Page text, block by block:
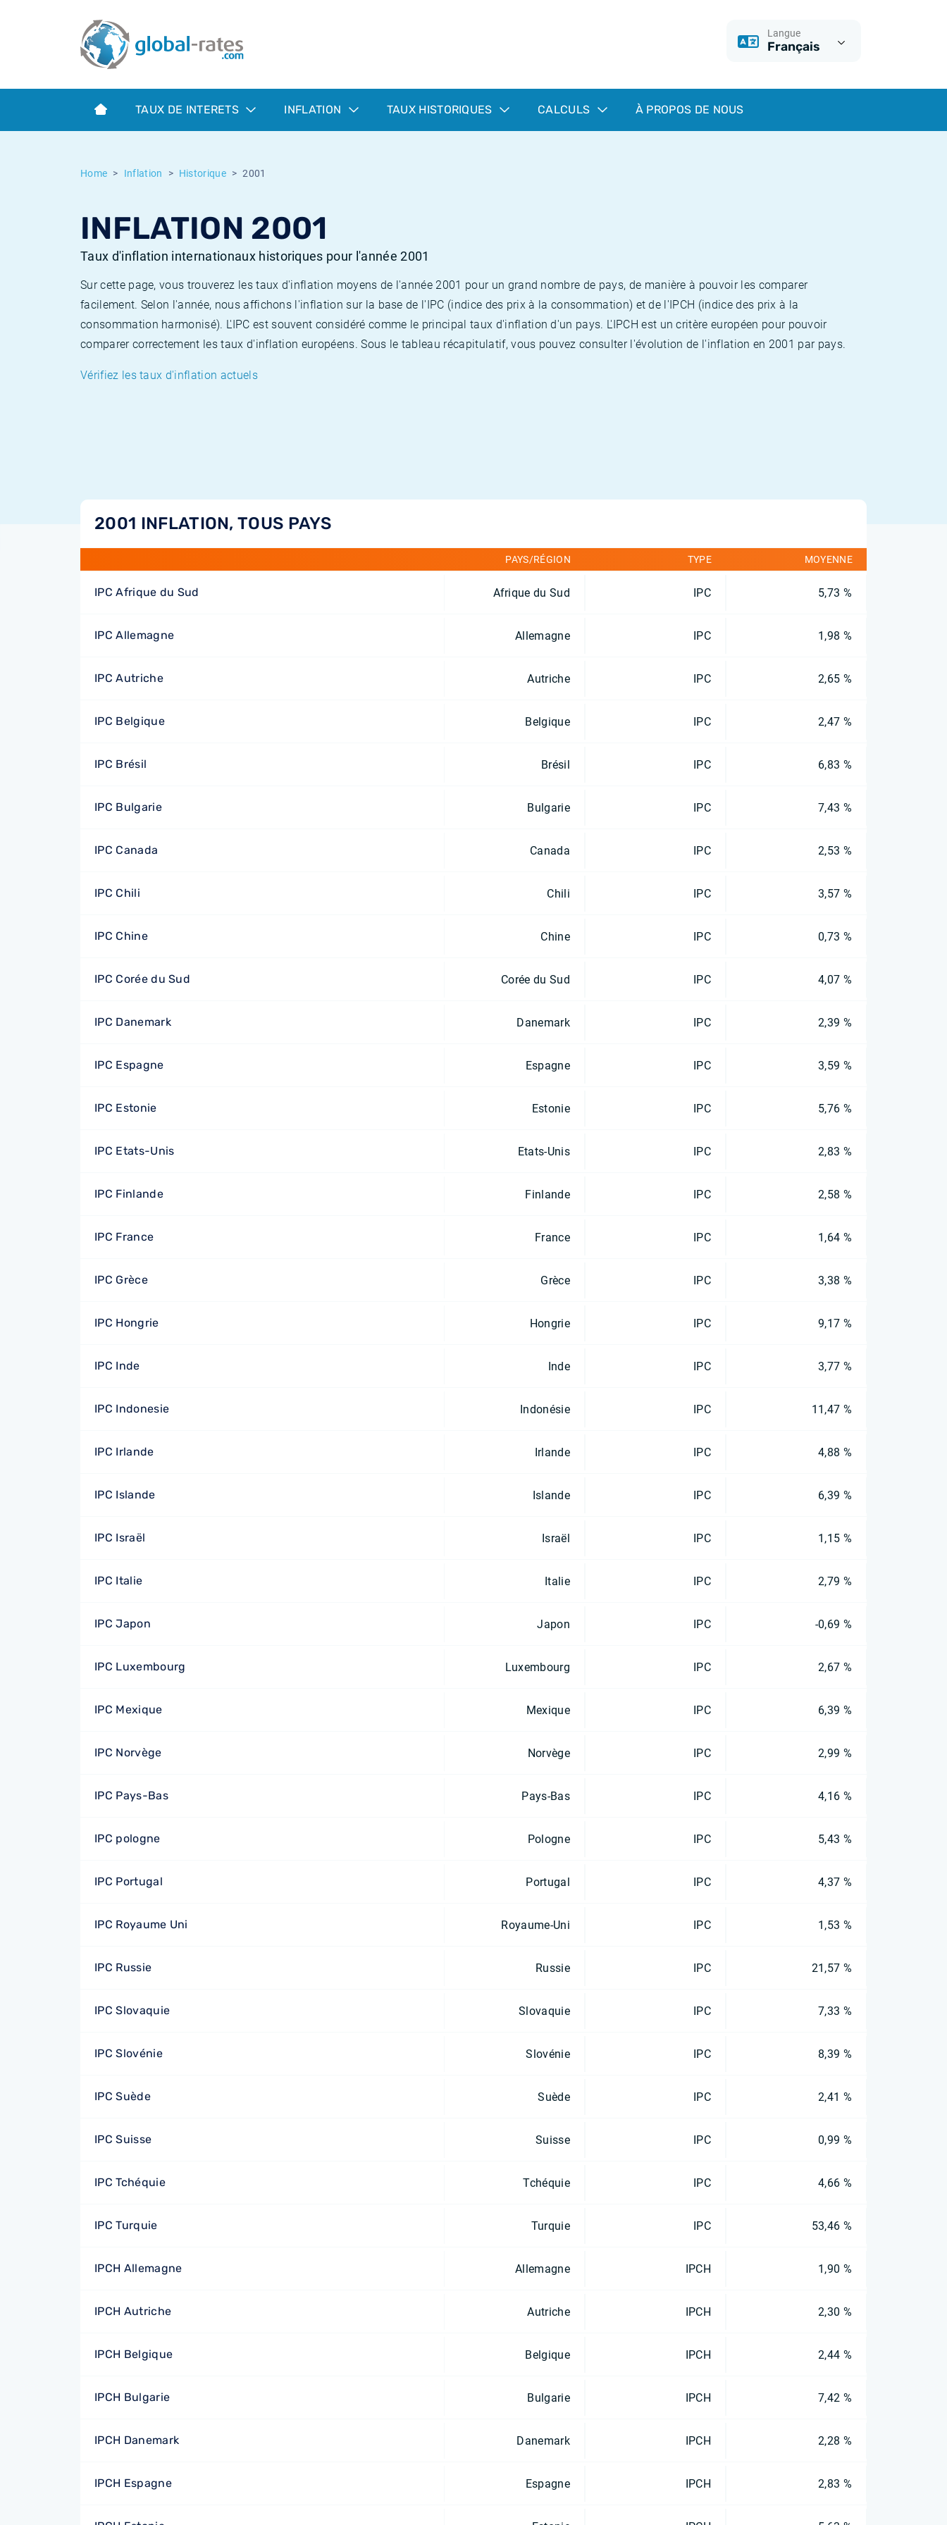
Langue
Français
TAUX DE INTERETS INFLATION TAUX HISTORIQUES CALCULS À PROPOS DE NOUS
Home Inflation Historique 2001
INFLATION 2001
Taux d'inflation internationaux historiques pour l'année 2001
Sur cette page, vous trouverez les taux d'inflation moyens de l'année 2001 pour un grand nombre de pays, de manière à pouvoir les comparer
facilement. Selon l'année, nous affichons l'inflation sur la base de l'IPC (indice des prix à la consommation) et de l'IPCH (indice des prix à la
consommation harmonisé). L'IPC est souvent considéré comme le principal taux d'inflation d'un pays. L'IPCH est un critère européen pour pouvoir
comparer correctement les taux d'inflation européens. Sous le tableau récapitulatif, vous pouvez consulter l'évolution de l'inflation en 2001 par pays.
Vérifiez les taux d'inflation actuels
2001 INFLATION, TOUS PAYS
PAYS/RÉGION TYPE MOYENNE
IPC Afrique du Sud Afrique du Sud IPC 5,73 %
IPC Allemagne Allemagne IPC 1,98 %
IPC Autriche Autriche IPC 2,65 %
IPC Belgique Belgique IPC 2,47 %
IPC Brésil Brésil IPC 6,83 %
IPC Bulgarie Bulgarie IPC 7,43 %
IPC Canada Canada IPC 2,53 %
IPC Chili Chili IPC 3,57 %
IPC Chine Chine IPC 0,73 %
IPC Corée du Sud Corée du Sud IPC 4,07 %
IPC Danemark Danemark IPC 2,39 %
IPC Espagne Espagne IPC 3,59 %
IPC Estonie Estonie IPC 5,76 %
IPC Etats-Unis Etats-Unis IPC 2,83 %
IPC Finlande Finlande IPC 2,58 %
IPC France France IPC 1,64 %
IPC Grèce Grèce IPC 3,38 %
IPC Hongrie Hongrie IPC 9,17 %
IPC Inde Inde IPC 3,77 %
IPC Indonesie Indonésie IPC 11,47 %
IPC Irlande Irlande IPC 4,88 %
IPC Islande Islande IPC 6,39 %
IPC Israël Israël IPC 1,15 %
IPC Italie Italie IPC 2,79 %
IPC Japon Japon IPC -0,69 %
IPC Luxembourg Luxembourg IPC 2,67 %
IPC Mexique Mexique IPC 6,39 %
IPC Norvège Norvège IPC 2,99 %
IPC Pays-Bas Pays-Bas IPC 4,16 %
IPC pologne Pologne IPC 5,43 %
IPC Portugal Portugal IPC 4,37 %
IPC Royaume Uni Royaume-Uni IPC 1,53 %
IPC Russie Russie IPC 21,57 %
IPC Slovaquie Slovaquie IPC 7,33 %
IPC Slovénie Slovénie IPC 8,39 %
IPC Suède Suède IPC 2,41 %
IPC Suisse Suisse IPC 0,99 %
IPC Tchéquie Tchéquie IPC 4,66 %
IPC Turquie Turquie IPC 53,46 %
IPCH Allemagne Allemagne IPCH 1,90 %
IPCH Autriche Autriche IPCH 2,30 %
IPCH Belgique Belgique IPCH 2,44 %
IPCH Bulgarie Bulgarie IPCH 7,42 %
IPCH Danemark Danemark IPCH 2,28 %
IPCH Espagne Espagne IPCH 2,83 %
Term SOFR
Qu'est-ce que l'inflation IPC?
Qu'est-ce que l'inflation IPCH?
Taux Euribor historiques
Taux ESTER historiques
Taux d'inflation historiques
Calculateur d’inflation